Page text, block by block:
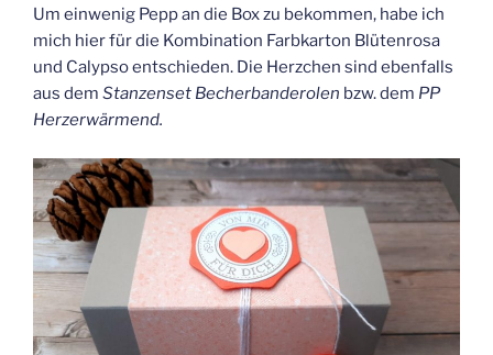
Um einwenig Pepp an die Box zu bekommen, habe ich
mich hier für die Kombination Farbkarton Blütenrosa
und Calypso entschieden. Die Herzchen sind ebenfalls
aus dem Stanzenset Becherbanderolen bzw. dem PP
Herzerwärmend.